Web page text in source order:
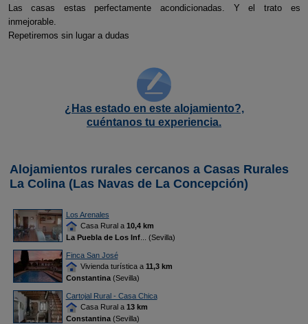
Las casas estas perfectamente acondicionadas. Y el trato es
inmejorable.
Repetiremos sin lugar a dudas
¿Has estado en este alojamiento?,
cuéntanos tu experiencia.
Alojamientos rurales cercanos a Casas Rurales
La Colina (Las Navas de La Concepción)
Los Arenales
Casa Rural a 10,4 km
La Puebla de Los Inf... (Sevilla)
Finca San José
Vivienda turística a 11,3 km
Constantina(Sevilla)
Cartojal Rural - Casa Chica
Casa Rural a 13 km
Constantina(Sevilla)